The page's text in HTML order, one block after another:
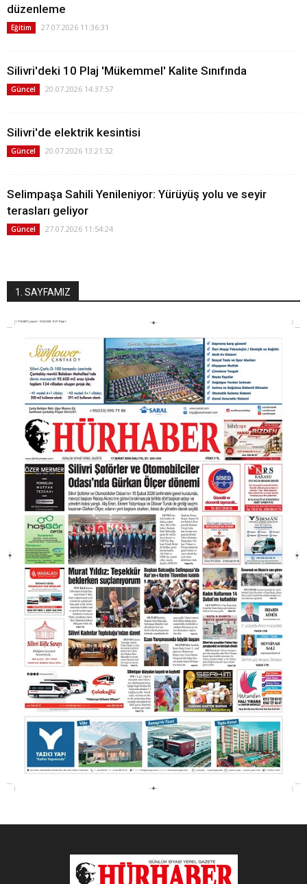
düzenleme
Eğitim 27.07.2026 11:36:31
Silivri'deki 10 Plaj 'Mükemmel' Kalite Sınıfında
Güncel 20.07.2026 14:37:57
Silivri'de elektrik kesintisi
Güncel 20.07.2026 13:21:32
Selimpaşa Sahili Yenileniyor: Yürüyüş yolu ve seyir
terasları geliyor
Güncel 27.07.2026 11:54:24
1. SAYFAMIZ